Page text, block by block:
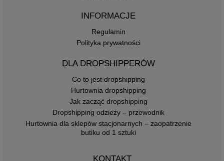
INFORMACJE
Regulamin
Polityka prywatności
DLA DROPSHIPPERÓW
Co to jest dropshipping
Hurtownia dropshipping
Jak zacząć dropshipping
Dropshipping odzieży – przewodnik
Hurtownia dla sklepów stacjonarnych – zaopatrzenie
butiku od 1 sztuki
KONTAKT